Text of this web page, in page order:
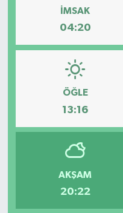
İMSAK
04:20
ÖĞLE
13:16
AKŞAM
20:22
Ekonomi
Foto Galeri
Gündem
Hisarcık